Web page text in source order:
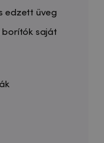
edzett üveg
saját